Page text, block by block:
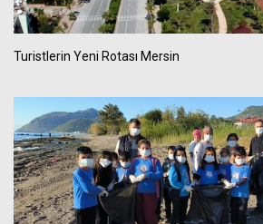
Turistlerin Yeni Rotası Mersin